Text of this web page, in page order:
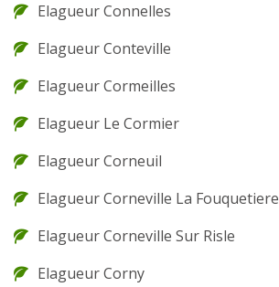
Elagueur Connelles
Elagueur Conteville
Elagueur Cormeilles
Elagueur Le Cormier
Elagueur Corneuil
Elagueur Corneville La Fouquetiere
Elagueur Corneville Sur Risle
Elagueur Corny